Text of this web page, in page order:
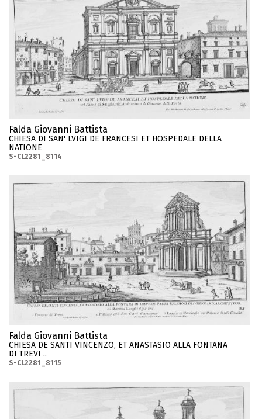
Falda Giovanni Battista
CHIESA DI SAN' LVIGI DE FRANCESI ET HOSPEDALE DELLA
NATIONE
S-CL2281_8114
Falda Giovanni Battista
CHIESA DE SANTI VINCENZO, ET ANASTASIO ALLA FONTANA
DI TREVI ..
S-CL2281_8115